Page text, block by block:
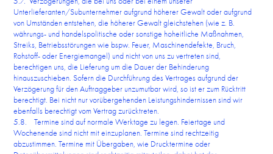
Unterlieferanten/Subunternehmer aufgrund höherer Gewalt oder aufgrund
von Umständen entstehen, die höherer Gewalt gleichstehen (wie z. B.
währungs- und handelspolitische oder sonstige hoheitliche Maßnahmen,
Streiks, Betriebsstörungen wie bspw. Feuer, Maschinendefekte, Bruch,
Rohstoff- oder Energiemangel) und nicht von uns zu vertreten sind,
berechtigen uns, die Lieferung um die Dauer der Behinderung
hinauszuschieben. Sofern die Durchführung des Vertrages aufgrund der
Verzögerung für den Auftraggeber unzumutbar wird, so ist er zum Rücktritt
berechtigt. Bei nicht nur vorübergehenden Leistungshindernissen sind wir
ebenfalls berechtigt vom Vertrag zurücktreten.
5.8. Termine sind auf normale Werktage zu legen. Feiertage und
Wochenende sind nicht mit einzuplanen. Termine sind rechtzeitig
abzustimmen. Termine mit Übergaben, wie Drucktermine oder